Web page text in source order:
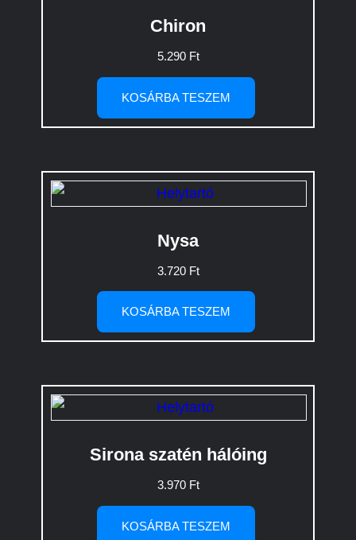
Chiron
5.290 Ft
KOSÁRBA TESZEM
Nysa
3.720 Ft
KOSÁRBA TESZEM
Sirona szatén hálóing
3.970 Ft
KOSÁRBA TESZEM